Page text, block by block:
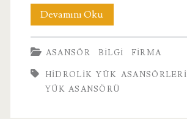
Devamını OkuHidrolik
Yük
Asansörleri
ASANSÖR BILGI FIRMA
HIDROLIK YÜK ASANSÖRLERI
YÜK ASANSÖRÜ